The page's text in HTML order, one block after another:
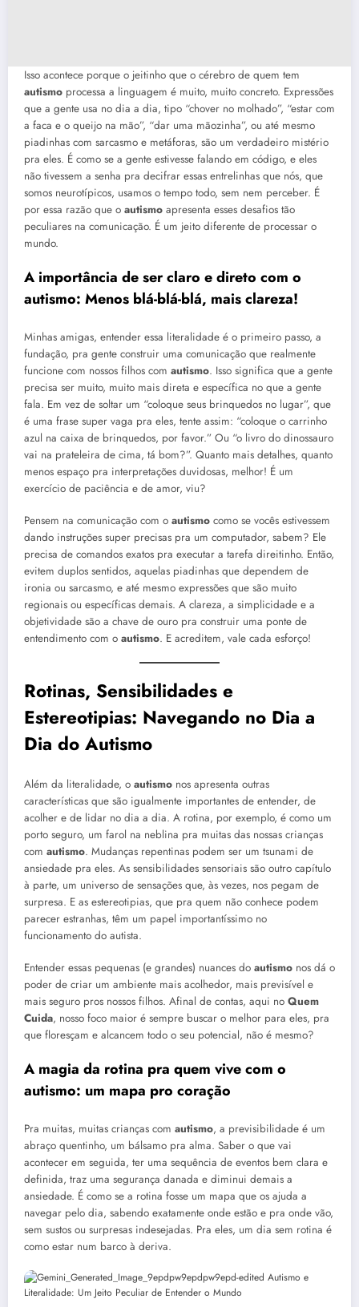
Isso acontece porque o jeitinho que o cérebro de quem tem
autismo processa a linguagem é muito, muito concreto. Expressões
que a gente usa no dia a dia, tipo “chover no molhado”, “estar com
a faca e o queijo na mão”, “dar uma mãozinha”, ou até mesmo
piadinhas com sarcasmo e metáforas, são um verdadeiro mistério
pra eles. É como se a gente estivesse falando em código, e eles
não tivessem a senha pra decifrar essas entrelinhas que nós, que
somos neurotípicos, usamos o tempo todo, sem nem perceber. É
por essa razão que o autismo apresenta esses desafios tão
peculiares na comunicação. É um jeito diferente de processar o
mundo.
A importância de ser claro e direto com o
autismo: Menos blá-blá-blá, mais clareza!
Minhas amigas, entender essa literalidade é o primeiro passo, a
fundação, pra gente construir uma comunicação que realmente
funcione com nossos filhos com autismo. Isso significa que a gente
precisa ser muito, muito mais direta e específica no que a gente
fala. Em vez de soltar um “coloque seus brinquedos no lugar”, que
é uma frase super vaga pra eles, tente assim: “coloque o carrinho
azul na caixa de brinquedos, por favor.” Ou “o livro do dinossauro
vai na prateleira de cima, tá bom?”. Quanto mais detalhes, quanto
menos espaço pra interpretações duvidosas, melhor! É um
exercício de paciência e de amor, viu?
Pensem na comunicação com o autismo como se vocês estivessem
dando instruções super precisas pra um computador, sabem? Ele
precisa de comandos exatos pra executar a tarefa direitinho. Então,
evitem duplos sentidos, aquelas piadinhas que dependem de
ironia ou sarcasmo, e até mesmo expressões que são muito
regionais ou específicas demais. A clareza, a simplicidade e a
objetividade são a chave de ouro pra construir uma ponte de
entendimento com o autismo. E acreditem, vale cada esforço!
Rotinas, Sensibilidades e
Estereotipias: Navegando no Dia a
Dia do Autismo
Além da literalidade, o autismo nos apresenta outras
características que são igualmente importantes de entender, de
acolher e de lidar no dia a dia. A rotina, por exemplo, é como um
porto seguro, um farol na neblina pra muitas das nossas crianças
com autismo. Mudanças repentinas podem ser um tsunami de
ansiedade pra eles. As sensibilidades sensoriais são outro capítulo
à parte, um universo de sensações que, às vezes, nos pegam de
surpresa. E as estereotipias, que pra quem não conhece podem
parecer estranhas, têm um papel importantíssimo no
funcionamento do autista.
Entender essas pequenas (e grandes) nuances do autismo nos dá o
poder de criar um ambiente mais acolhedor, mais previsível e
mais seguro pros nossos filhos. Afinal de contas, aqui no Quem
Cuida, nosso foco maior é sempre buscar o melhor para eles, pra
que floresçam e alcancem todo o seu potencial, não é mesmo?
A magia da rotina pra quem vive com o
autismo: um mapa pro coração
Pra muitas, muitas crianças com autismo, a previsibilidade é um
abraço quentinho, um bálsamo pra alma. Saber o que vai
acontecer em seguida, ter uma sequência de eventos bem clara e
definida, traz uma segurança danada e diminui demais a
ansiedade. É como se a rotina fosse um mapa que os ajuda a
navegar pelo dia, sabendo exatamente onde estão e pra onde vão,
sem sustos ou surpresas indesejadas. Pra eles, um dia sem rotina é
como estar num barco à deriva.